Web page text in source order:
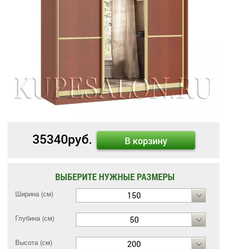
35340руб. В корзину
ВЫБЕРИТЕ НУЖНЫЕ РАЗМЕРЫ
Ширина (см) 150
Глубина (см) 50
Высота (см) 200